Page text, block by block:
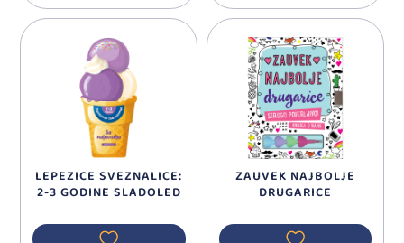
LEPEZICE SVEZNALICE:
2-3 GODINE SLADOLED
ZAUVEK NAJBOLJE
DRUGARICE